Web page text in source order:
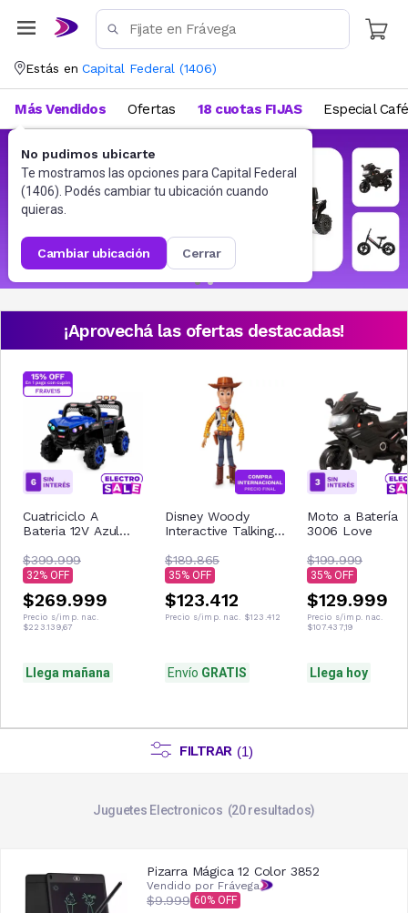
Estás en Capital Federal (1406)
No pudimos ubicarte
Te mostramos las opciones para Capital Federal
(1406). Podés cambiar tu ubicación cuando
quieras.
cambiar ubicación cerrar
Más Vendidos Ofertas 18 cuotas FIJAS Especial Café
¡Aprovechá las ofertas destacadas!
Cuatriciclo A
Bateria 12V Azul
Remoto Musica Usb
Luces
$399.999
32
$269.999
Precio s/imp. nac.
$223.139,67
Llega mañana
Disney Woody
Interactive Talking
$189.865
35
$123.412
Precio s/imp. nac. $123.412
Envío GRATIS
Moto a Batería
3006 Love
$199.999
35
$129.999
Precio s/imp. nac.
$107.437,19
Llega hoy
FILTRAR (1)
Juguetes Electronicos 20resultados
Pizarra Mágica 12 Color 3852
Vendido por Frávega
$9.999 60